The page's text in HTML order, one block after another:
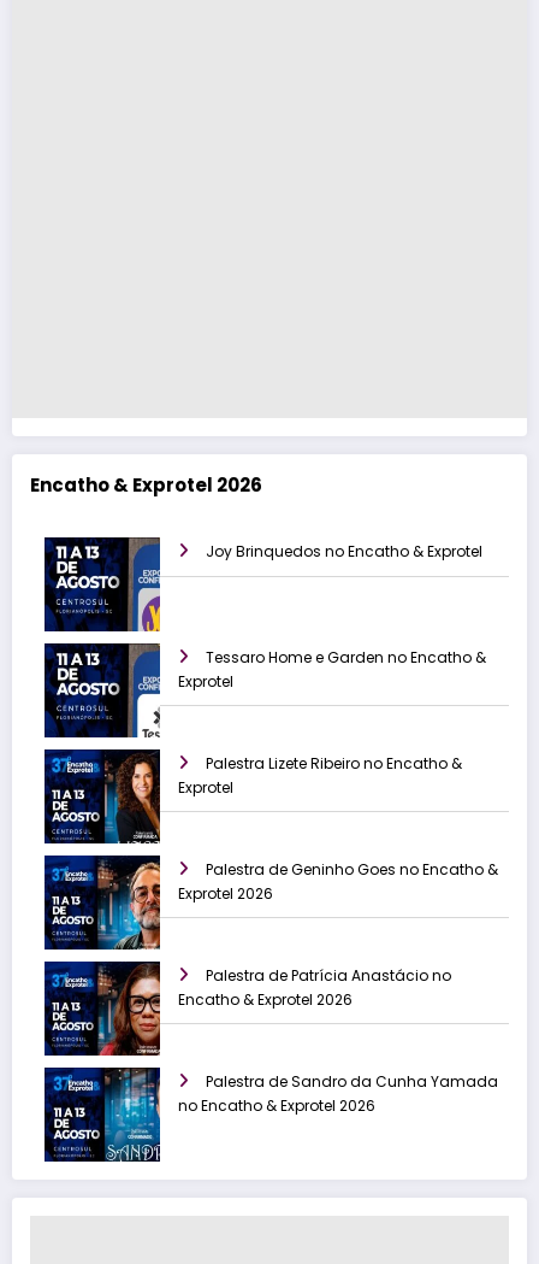
Encatho & Exprotel 2026
Joy Brinquedos no Encatho & Exprotel
Tessaro Home e Garden no Encatho &
Exprotel
Palestra Lizete Ribeiro no Encatho &
Exprotel
Palestra de Geninho Goes no Encatho &
Exprotel 2026
Palestra de Patrícia Anastácio no
Encatho & Exprotel 2026
Palestra de Sandro da Cunha Yamada
no Encatho & Exprotel 2026